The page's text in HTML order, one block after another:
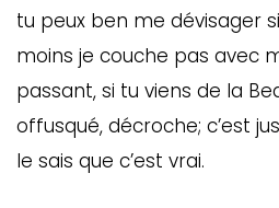
tu peux ben me dévisager
moins je couche pas avec
passant, si tu viens de la
offusqué, décroche; c’est
le sais que c’est vrai.